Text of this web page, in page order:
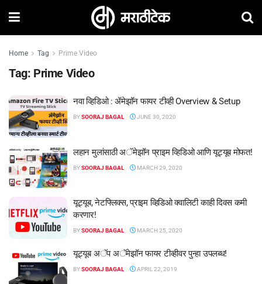
Home Tag Prime Video
Tag: Prime Video
नवा व्हिडिओ : ॲमेझॉन फायर टीव्ही Overview & Setup
BYSOORAJ BAGAL JUNE 30, 2020
लहान मुलांसाठी अॅमेझॉन प्राइम व्हिडिओ आणि यूट्यूब मोफत!
BYSOORAJ BAGAL MARCH 29, 2020
यूट्यूब, नेटफ्लिक्स, प्राइम व्हिडिओ क्वालिटी काही दिवस कमी
करणार!
BYSOORAJ BAGAL MARCH 25, 2020
यूट्यूब अॅप अॅमेझॉन फायर टीव्हीवर पुन्हा उपलब्ध!
BYSOORAJ BAGAL APRIL 22, 2019